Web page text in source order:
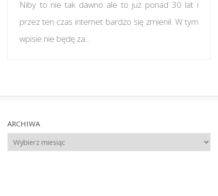
Niby to nie tak dawno ale to już ponad 30 lat i
przez ten czas internet bardzo się zmienił. W tym
wpisie nie będę za...
ARCHIWA
Archiwa